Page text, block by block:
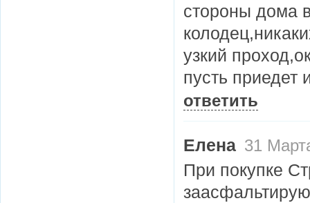
стороны дома
узкий
пусть приедет
ответить
Елена 31
При покупке